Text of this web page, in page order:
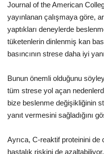
Eğitim
Spor
Gündem
Tekno Bilim
Ekonomi
Journal of the American
yayınlanan çalışmaya göre,
yaptıkları deneylerde
tüketenlerin dinlenmiş kan
basıncının strese daha iyi
Bunun önemli olduğunu
tüm strese yol açan
bize beslenme değişikliğinin
yanıt vermesini sağladığını
Ayrıca, C-reaktif proteinini
hastalık riskini de